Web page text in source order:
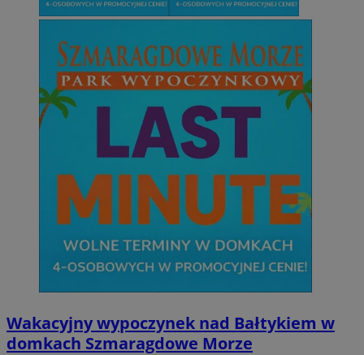
Wakacyjny wypoczynek nad Bałtykiem w
domkach Szmaragdowe Morze